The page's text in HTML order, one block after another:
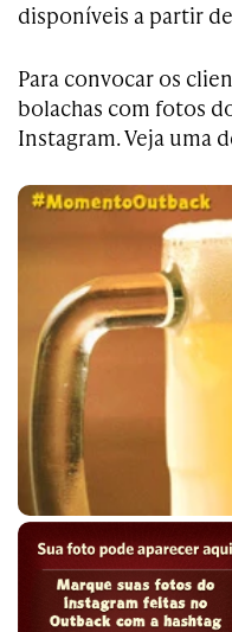
disponíveis a partir
Para convocar os
bolachas com fotos
Instagram. Veja uma